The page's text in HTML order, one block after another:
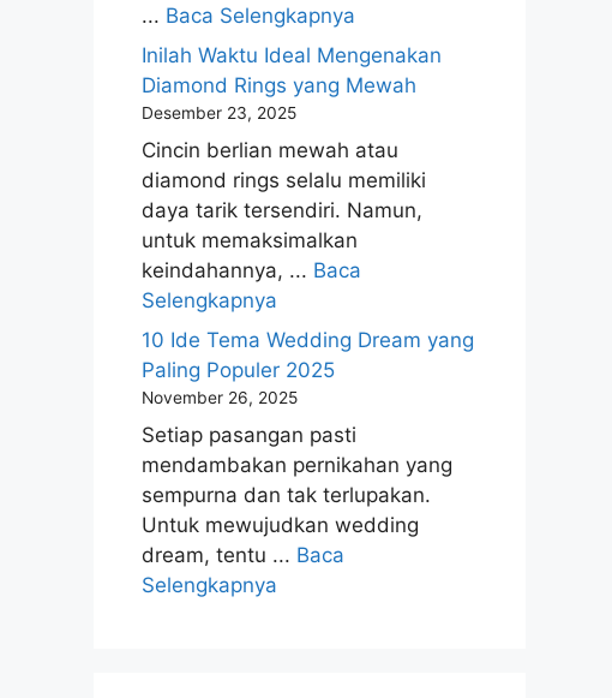
... Baca Selengkapnya
Inilah Waktu Ideal Mengenakan
Diamond Rings yang Mewah
Desember 23, 2025
Cincin berlian mewah atau
diamond rings selalu memiliki
daya tarik tersendiri. Namun,
untuk memaksimalkan
keindahannya, ... Baca
Selengkapnya
10 Ide Tema Wedding Dream yang
Paling Populer 2025
November 26, 2025
Setiap pasangan pasti
mendambakan pernikahan yang
sempurna dan tak terlupakan.
Untuk mewujudkan wedding
dream, tentu ... Baca
Selengkapnya